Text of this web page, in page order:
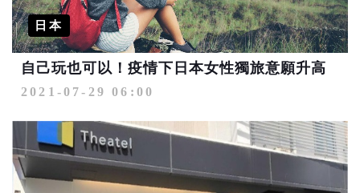
日本
自己玩也可以！疫情下日本女性獨旅意願升高
2021-07-29 06:00